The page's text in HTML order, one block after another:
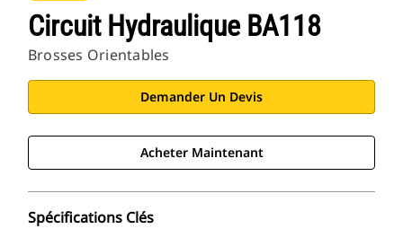
Circuit Hydraulique BA118
Brosses Orientables
Demander Un Devis
Acheter Maintenant
Spécifications Clés